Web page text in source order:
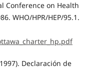
Conference on Health
WHO/HPR/HEP/95.1.
Declaración de